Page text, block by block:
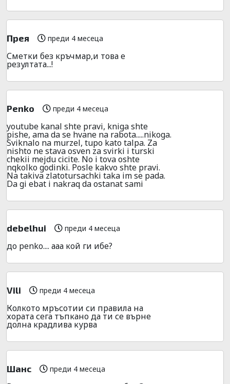
Прея преди 4 месеца
Сметки без кръчмар,и това е
резултата...!
Penko преди 4 месеца
youtube kanal shte pravi, kniga shte
pishe, ama da se hvane na rabota.....nikoga.
Sviknalo na murzel, tupo kato talpa. Za
nishto ne stava osven za svirki i turski
chekii mejdu cicite. No i tova oshte
nqkolko godinki. Posle kakvo shte pravi.
Na takiva zlatotursachki taka im se pada.
Da gi ebat i nakraq da ostanat sami
debelhui преди 4 месеца
до penko.... ааа кой ги ибе?
Vili преди 4 месеца
Колкото мръсотии си правила на
хората сега тъпкано да ти се върне
долна крадлива курва
Шанс преди 4 месеца